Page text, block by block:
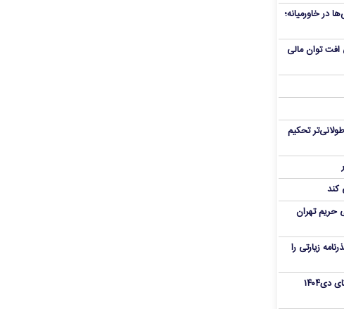
در خاورمیانه؛
افت توان مالی
تحکیم
کند
حریم تهران
اعتبار ۶ماهه گذرنامه زیارتی را
«مهدی خانکی» از تروریست‌های کودتای دی۱۴۰۴